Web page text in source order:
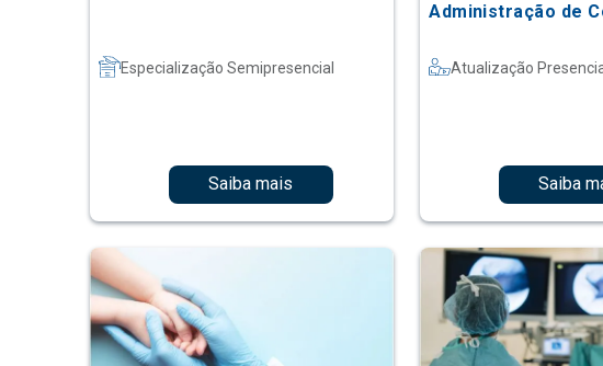
Especialização Semipresencial
Saiba mais
Administração de
Atualização
Saiba